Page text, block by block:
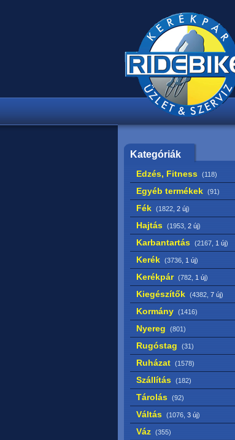
Kategóriák
Edzés, Fitness (118)
Egyéb termékek (91)
Fék (1822, 2 új)
Hajtás (1953, 2 új)
Karbantartás (2167, 1 új)
Kerék (3736, 1 új)
Kerékpár (782, 1 új)
Kiegészítők (4382, 7 új)
Kormány (1416)
Nyereg (801)
Rugóstag (31)
Ruházat (1578)
Szállítás (182)
Tárolás (92)
Váltás (1076, 3 új)
Váz (355)